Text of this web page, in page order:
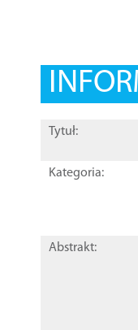
Tytuł:
Kategoria:
Abstrakt: